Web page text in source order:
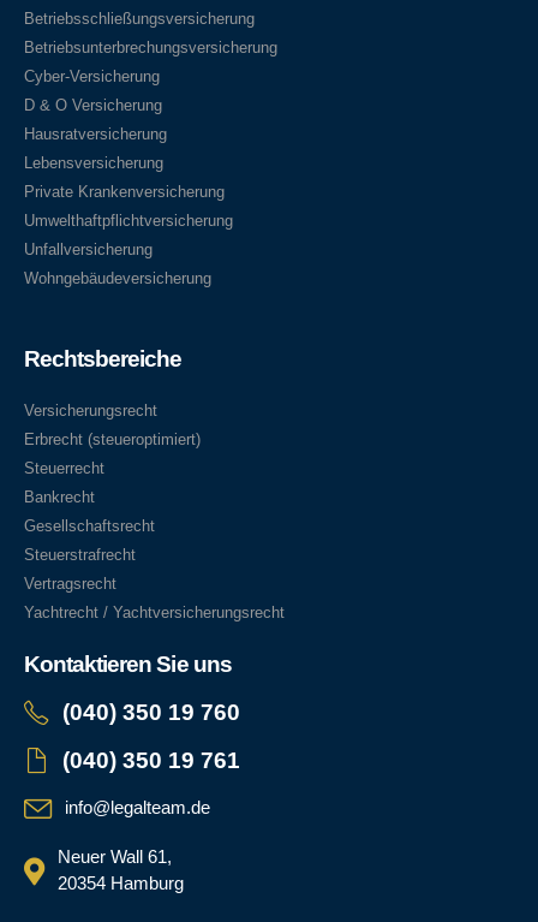
Betriebsschließungsversicherung
Betriebsunterbrechungsversicherung
Cyber-Versicherung
D & O Versicherung
Hausratversicherung
Lebensversicherung
Private Krankenversicherung
Umwelthaftpflichtversicherung
Unfallversicherung
Wohngebäudeversicherung
Rechtsbereiche
Versicherungsrecht
Erbrecht (steueroptimiert)
Steuerrecht
Bankrecht
Gesellschaftsrecht
Steuerstrafrecht
Vertragsrecht
Yachtrecht / Yachtversicherungsrecht
Kontaktieren Sie uns
(040) 350 19 760
(040) 350 19 761
info@legalteam.de
Neuer Wall 61,
20354 Hamburg